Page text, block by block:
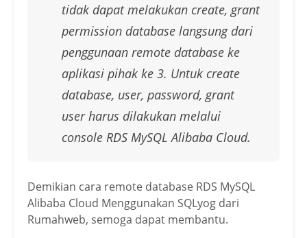
tidak dapat melakukan create, grant
permission database langsung dari
penggunaan remote database ke
aplikasi pihak ke 3. Untuk create
database, user, password, grant
user harus dilakukan melalui
console RDS MySQL Alibaba Cloud.
Demikian cara remote database RDS MySQL
Alibaba Cloud Menggunakan SQLyog dari
Rumahweb, semoga dapat membantu.